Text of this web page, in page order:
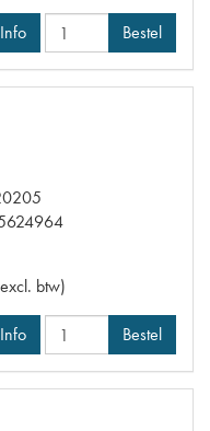
Info Bestel
btw)
Info Bestel